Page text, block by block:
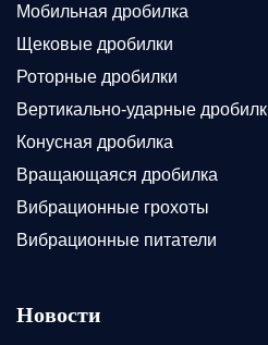
Мобильная дробилка
Щековые дробилки
Роторные дробилки
Вертикально-ударные
Конусная дробилка
Вращающаяся дробилка
Вибрационные грохоты
Вибрационные питатели
Новости